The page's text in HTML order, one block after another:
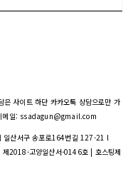
사이트 하단 카카오톡 상담으로만 가
메일: ssadagun@gmail.com
일산서구 송포로164번길 127-21 l
제2018-고양일산서-0146호 | 호스팅제